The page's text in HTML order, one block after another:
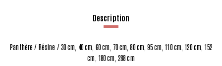
Description
Panthère / Résine / 30 cm, 40 cm, 60 cm, 70 cm, 80 cm, 95 cm, 110 cm, 120 cm, 152
cm, 180 cm, 288 cm